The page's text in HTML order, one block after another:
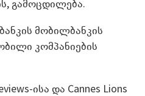
გამოცდილება.
მობილბანკის
კომპანიების
ისა და Cannes Lions